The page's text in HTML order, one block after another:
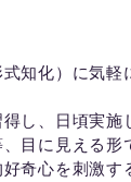
知化）に気
し、日頃実
目に見える形
奇心を刺激す